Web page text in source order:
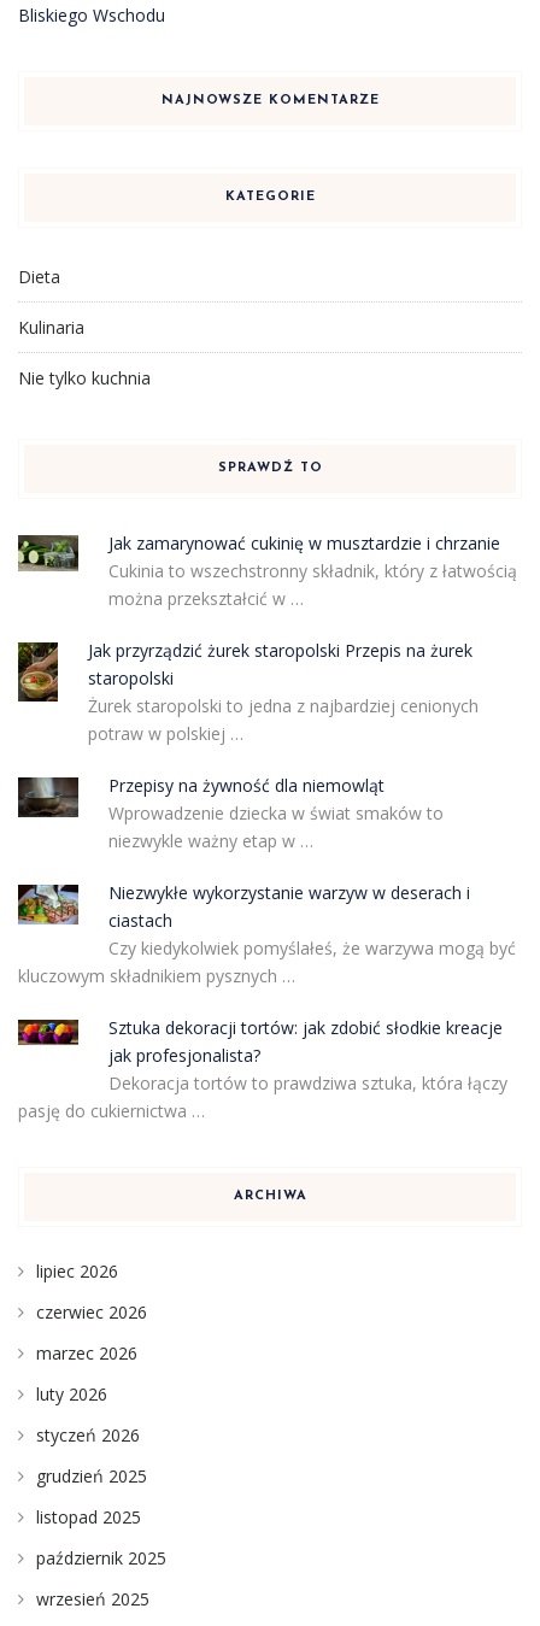
Bliskiego Wschodu
NAJNOWSZE KOMENTARZE
KATEGORIE
Dieta
Kulinaria
Nie tylko kuchnia
SPRAWDŹ TO
Jak zamarynować cukinię w musztardzie i chrzanie
Cukinia to wszechstronny składnik, który z łatwością
można przekształcić w …
Jak przyrządzić żurek staropolski Przepis na żurek
staropolski
Żurek staropolski to jedna z najbardziej cenionych
potraw w polskiej …
Przepisy na żywność dla niemowląt
Wprowadzenie dziecka w świat smaków to
niezwykle ważny etap w …
Niezwykłe wykorzystanie warzyw w deserach i
ciastach
Czy kiedykolwiek pomyślałeś, że warzywa mogą być
kluczowym składnikiem pysznych …
Sztuka dekoracji tortów: jak zdobić słodkie kreacje
jak profesjonalista?
Dekoracja tortów to prawdziwa sztuka, która łączy
pasję do cukiernictwa …
ARCHIWA
lipiec 2026
czerwiec 2026
marzec 2026
luty 2026
styczeń 2026
grudzień 2025
listopad 2025
październik 2025
wrzesień 2025